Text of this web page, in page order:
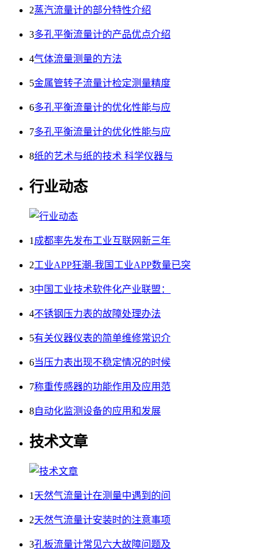
2蒸汽流量计的部分特性介绍
3多孔平衡流量计的产品优点介绍
4气体流量测量的方法
5金属管转子流量计检定测量精度
6多孔平衡流量计的优化性能与应
7多孔平衡流量计的优化性能与应
8纸的艺术与纸的技术 科学仪器与
行业动态
1 成都率先发布工业互联网新三年
2工业APP狂潮-我国工业APP数量已突
3中国工业技术软件化产业联盟：
4不锈钢压力表的故障处理办法
5有关仪器仪表的简单维修常识介
6当压力表出现不稳定情况的时候
7称重传感器的功能作用及应用范
8自动化监测设备的应用和发展
技术文章
1 天然气流量计在测量中遇到的问
2天然气流量计安装时的注意事项
3孔板流量计常见六大故障问题及